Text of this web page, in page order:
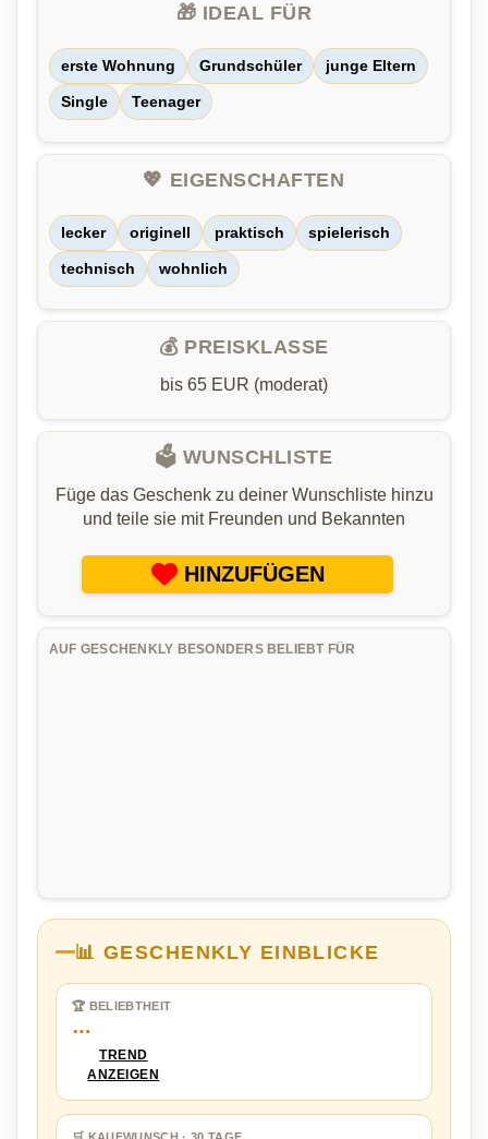
🎁 IDEAL FÜR
erste Wohnung Grundschüler junge Eltern
Single Teenager
💖 EIGENSCHAFTEN
lecker originell praktisch spielerisch
technisch wohnlich
💰 PREISKLASSE
bis 65 EUR (moderat)
🗳️ WUNSCHLISTE
Füge das Geschenk zu deiner Wunschliste hinzu
und teile sie mit Freunden und Bekannten
HINZUFÜGEN
AUF GESCHENKLY BESONDERS BELIEBT FÜR
📊 GESCHENKLY EINBLICKE
🏆 BELIEBTHEIT
…
TREND
ANZEIGEN